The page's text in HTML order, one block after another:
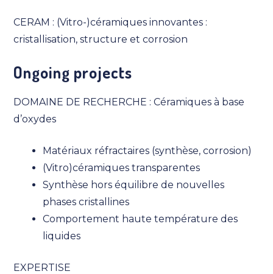
CERAM : (Vitro-)céramiques innovantes :
cristallisation, structure et corrosion
Ongoing projects
DOMAINE DE RECHERCHE : Céramiques à base
d’oxydes
Matériaux réfractaires (synthèse, corrosion)
(Vitro)céramiques transparentes
Synthèse hors équilibre de nouvelles
phases cristallines
Comportement haute température des
liquides
EXPERTISE